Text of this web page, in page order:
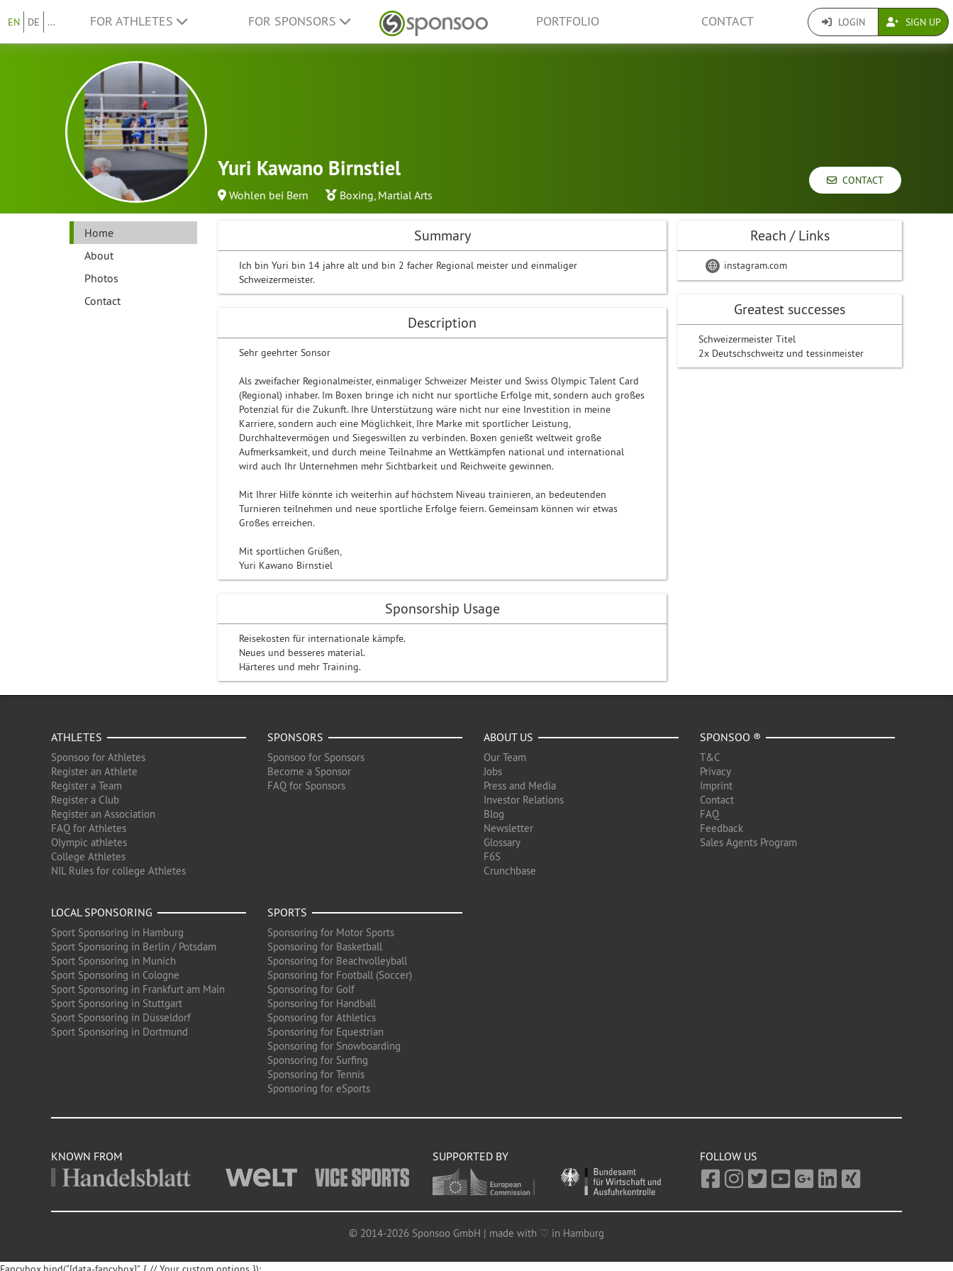
EN DE ... FOR ATHLETES FOR SPONSORS PORTFOLIO CONTACT LOGIN SIGN UP
Yuri Kawano Birnstiel
Wohlen bei Bern Boxing, Martial Arts
CONTACT
Home
About
Photos
Contact
Summary
Ich bin Yuri bin 14 jahre alt und bin 2 facher Regional meister und einmaliger
Schweizermeister.
Description
Sehr geehrter Sonsor
Als zweifacher Regionalmeister, einmaliger Schweizer Meister und Swiss Olympic Talent Card
(Regional) inhaber. Im Boxen bringe ich nicht nur sportliche Erfolge mit, sondern auch großes
Potenzial für die Zukunft. Ihre Unterstützung wäre nicht nur eine Investition in meine
Karriere, sondern auch eine Möglichkeit, Ihre Marke mit sportlicher Leistung,
Durchhaltevermögen und Siegeswillen zu verbinden. Boxen genießt weltweit große
Aufmerksamkeit, und durch meine Teilnahme an Wettkämpfen national und international
wird auch Ihr Unternehmen mehr Sichtbarkeit und Reichweite gewinnen.
Mit Ihrer Hilfe könnte ich weiterhin auf höchstem Niveau trainieren, an bedeutenden
Turnieren teilnehmen und neue sportliche Erfolge feiern. Gemeinsam können wir etwas
Großes erreichen.
Mit sportlichen Grüßen,
Yuri Kawano Birnstiel
Sponsorship Usage
Reisekosten für internationale kämpfe.
Neues und besseres material.
Härteres und mehr Training.
Reach / Links
instagram.com
Greatest successes
Schweizermeister Titel
2x Deutschschweitz und tessinmeister
ATHLETES
Sponsoo for Athletes
Register an Athlete
Register a Team
Register a Club
Register an Association
FAQ for Athletes
Olympic athletes
College Athletes
NIL Rules for college Athletes
SPONSORS
Sponsoo for Sponsors
Become a Sponsor
FAQ for Sponsors
ABOUT US
Our Team
Jobs
Press and Media
Investor Relations
Blog
Newsletter
Glossary
F6S
Crunchbase
SPONSOO ®
T&C
Privacy
Imprint
Contact
FAQ
Feedback
Sales Agents Program
LOCAL SPONSORING
Sport Sponsoring in Hamburg
Sport Sponsoring in Berlin / Potsdam
Sport Sponsoring in Munich
Sport Sponsoring in Cologne
Sport Sponsoring in Frankfurt am Main
Sport Sponsoring in Stuttgart
Sport Sponsoring in Düsseldorf
Sport Sponsoring in Dortmund
SPORTS
Sponsoring for Motor Sports
Sponsoring for Basketball
Sponsoring for Beachvolleyball
Sponsoring for Football (Soccer)
Sponsoring for Golf
Sponsoring for Handball
Sponsoring for Athletics
Sponsoring for Equestrian
Sponsoring for Snowboarding
Sponsoring for Surfing
Sponsoring for Tennis
Sponsoring for eSports
KNOWN FROM SUPPORTED BY FOLLOW US
© 2014-2026 Sponsoo GmbH | made with ♡ in Hamburg